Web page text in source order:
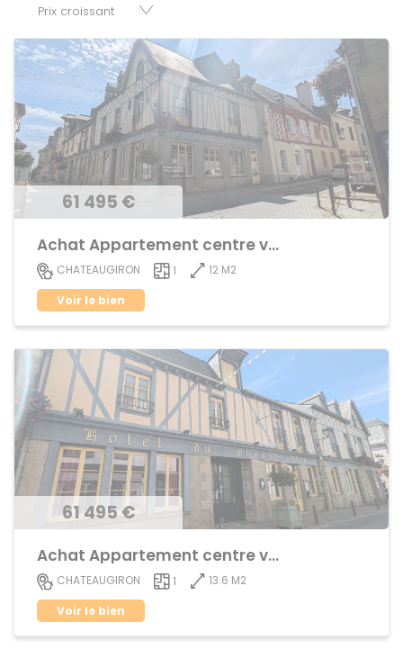
appartements, maisons, immeubles, terrains et murs.
61 495 €
Achat Appartement centre ville
CHATEAUGIRON 1
12 M2
Voir le bien
61 495 €
Achat Appartement centre ville
CHATEAUGIRON 1
13.6 M2
Voir le bien